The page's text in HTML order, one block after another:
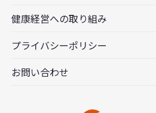
健康経営への取り組み
プライバシーポリシー
お問い合わせ